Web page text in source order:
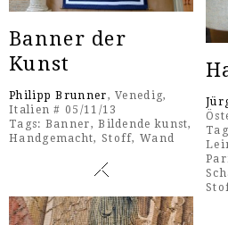
Banner der
Kunst
Philipp Brunner, Venedig,
Italien # 05/11/13
Tags: Banner,Bildende kunst,
Handgemacht, Stoff,Wand